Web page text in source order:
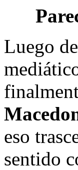
Luego
eso
sentido